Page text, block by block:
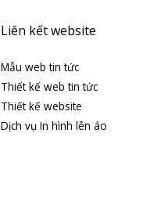
Liên kết website
Mẫu web tin tức
Thiết kế web tin tức
Thiết kế website
Dịch vụ In hình lên áo